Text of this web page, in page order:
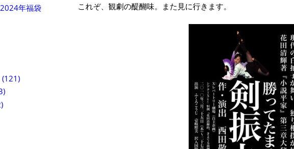
年福袋
これぞ、観劇の醍醐味。また見に行きます。